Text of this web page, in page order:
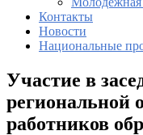
Контакты
Новости
Национальные
Участие в
региональной
работников